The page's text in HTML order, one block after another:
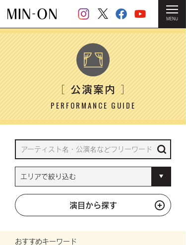
MENU
HOME ＞ 公演案内
［公演案内］
PERFORMANCE GUIDE
演目から探す
おすすめキーワード